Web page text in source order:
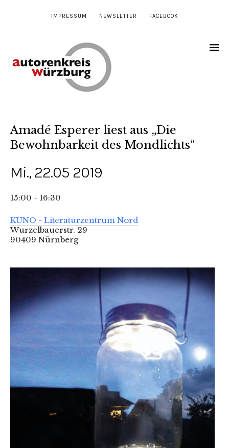
IMPRESSUM NEWSLETTER FACEBOOK
Amadé Esperer liest aus „Die
Bewohnbarkeit des Mondlichts“
Mi., 22.05 2019
15:00 - 16:30
KUNO - Literaturzentrum Nord
Wurzelbauerstr. 29
90409 Nürnberg